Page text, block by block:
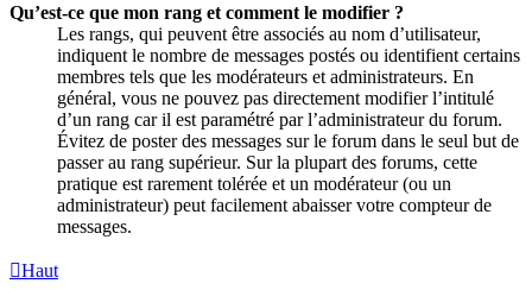
Qu’est-ce que mon rang et comment le modifier ?
Les rangs, qui peuvent être associés au nom d’utilisateur,
indiquent le nombre de messages postés ou identifient certains
membres tels que les modérateurs et administrateurs. En
général, vous ne pouvez pas directement modifier l’intitulé
d’un rang car il est paramétré par l’administrateur du forum.
Évitez de poster des messages sur le forum dans le seul but de
passer au rang supérieur. Sur la plupart des forums, cette
pratique est rarement tolérée et un modérateur (ou un
administrateur) peut facilement abaisser votre compteur de
messages.
Haut